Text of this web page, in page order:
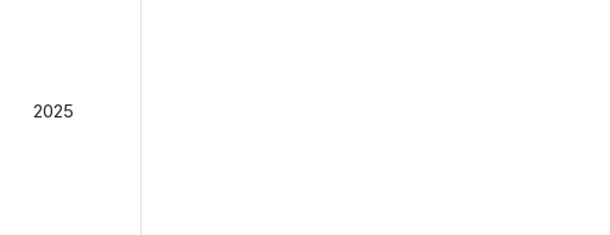
2025